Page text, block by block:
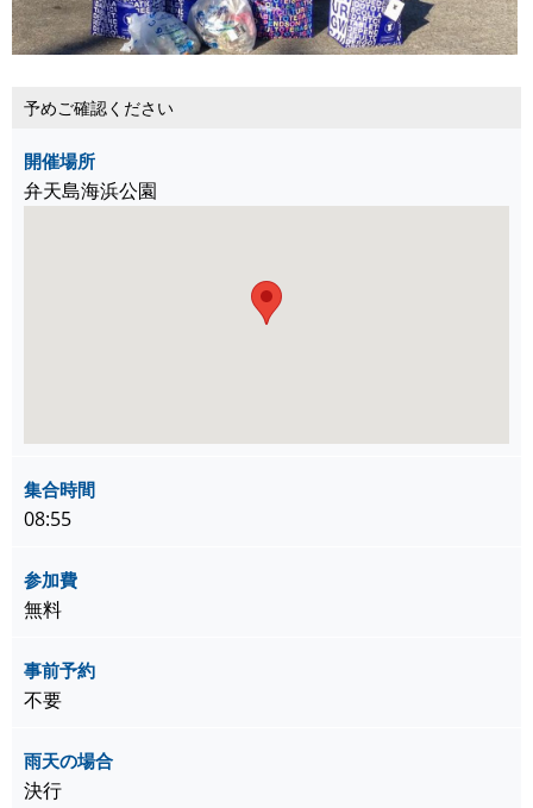
予めご確認ください
開催場所
弁天島海浜公園
集合時間
08:55
参加費
無料
事前予約
不要
雨天の場合
決行